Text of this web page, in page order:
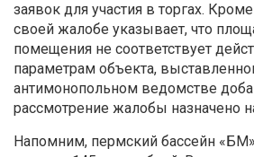
заявок для участия в торгах.
своей жалобе указывает, что
помещения не соответствует
параметрам объекта,
антимонопольном ведомстве
рассмотрение жалобы назначено
Напомним, пермский бассейн